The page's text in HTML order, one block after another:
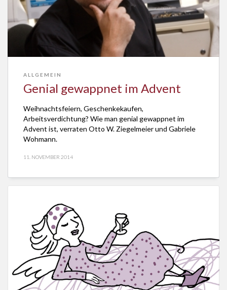
ALLGEMEIN
Genial gewappnet im Advent
Weihnachtsfeiern, Geschenkekaufen,
Arbeitsverdichtung? Wie man genial gewappnet im
Advent ist, verraten Otto W. Ziegelmeier und Gabriele
Wohmann.
11. NOVEMBER 2014